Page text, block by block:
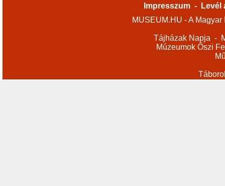
Impresszum -
Levél
MUSEUM.HU - A
Tájházak Napja -
Múzeumok Őszi